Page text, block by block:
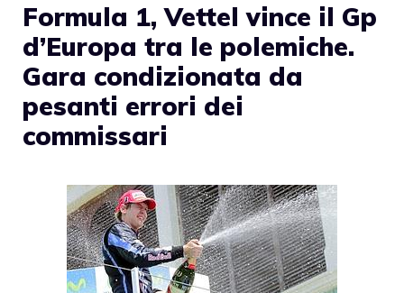
Formula 1, Vettel vince il Gp
d’Europa tra le polemiche.
Gara condizionata da
pesanti errori dei
commissari